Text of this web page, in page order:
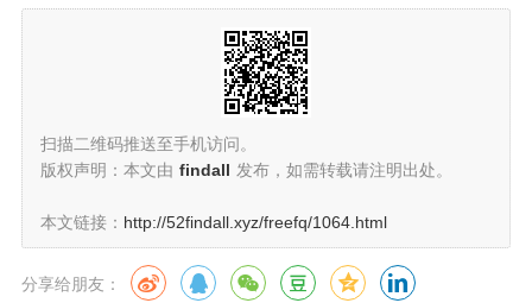
扫描二维码推送至手机访问。
版权声明：本文由 findall 发布，如需转载请注明出处。
本文链接： http://52findall.xyz/freefq/1064.html
分享给朋友：